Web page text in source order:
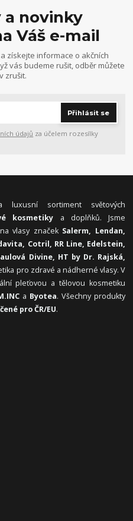
a novinky
Váš e-mail
získejte informace o akčních
vás budeme rušit, odběr můžete
zrušit.
Přihlásit se
údajů za účelem rozesílky
sortiment světových
kosmetiky a doplňků. Jsme
vlasy značek Salerm, Lendan,
Cotril, RR Line, Edelstein,
Divine, HT by Dr. Rajská,
pro zdravé a nádherné vlasy. V
pleťovou a tělovou kosmetiku
a Byotea. Všechny produkty
pro ČR/EU.